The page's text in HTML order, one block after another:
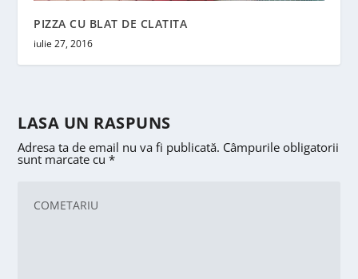
PIZZA CU BLAT DE CLATITA
iulie 27, 2016
LASA UN RASPUNS
Adresa ta de email nu va fi publicată. Câmpurile obligatorii
sunt marcate cu*